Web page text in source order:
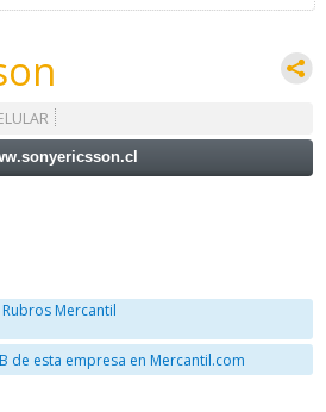
Mercantil
de esta empresa en Mercantil.com